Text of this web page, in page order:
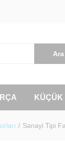
Ara
/ Sanayi Tipi